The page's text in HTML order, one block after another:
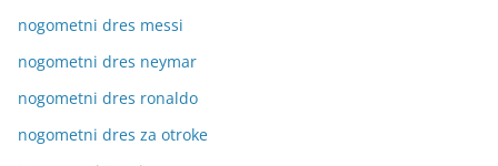
nogometni dres messi
nogometni dres neymar
nogometni dres ronaldo
nogometni dres za otroke